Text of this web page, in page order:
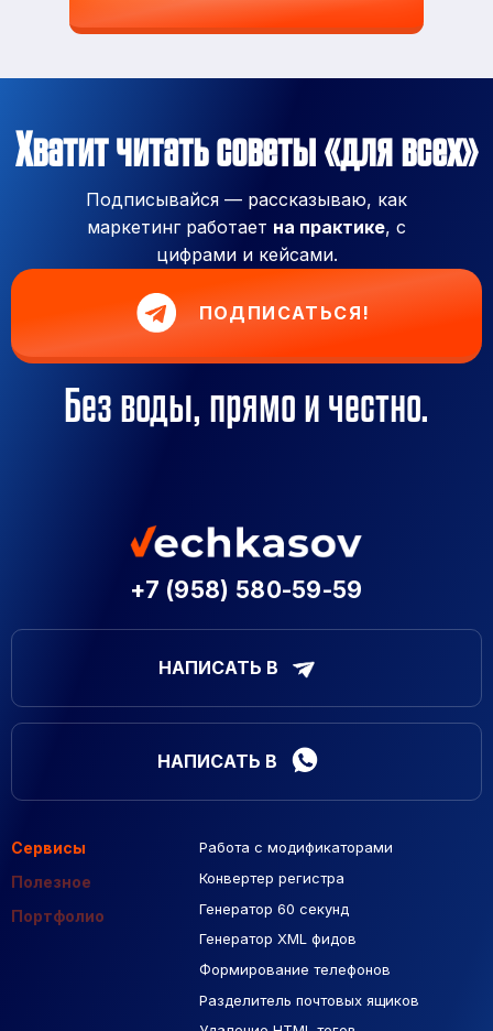
Хватит читать советы «для всех»
Подписывайся — рассказываю, как
маркетинг работает на практике, с
цифрами и кейсами.
ПОДПИСАТЬСЯ!
Без воды, прямо и честно.
+7 (958) 580-59-59
НАПИСАТЬ В
НАПИСАТЬ В
Сервисы
Полезное
Портфолио
Работа с модификаторами
Конвертер регистра
Генератор 60 секунд
Генератор XML фидов
Формирование телефонов
Разделитель почтовых ящиков
Подборка сайтов
Макеты Figma
База Яндекс Карты
РСЯ площадки
Созданные сайты
Контекстная реклама